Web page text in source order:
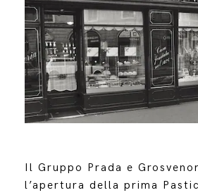
Il Gruppo Prada e
l’apertura della prima